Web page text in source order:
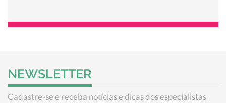
NEWSLETTER
Cadastre-se e receba notícias e dicas dos especialistas